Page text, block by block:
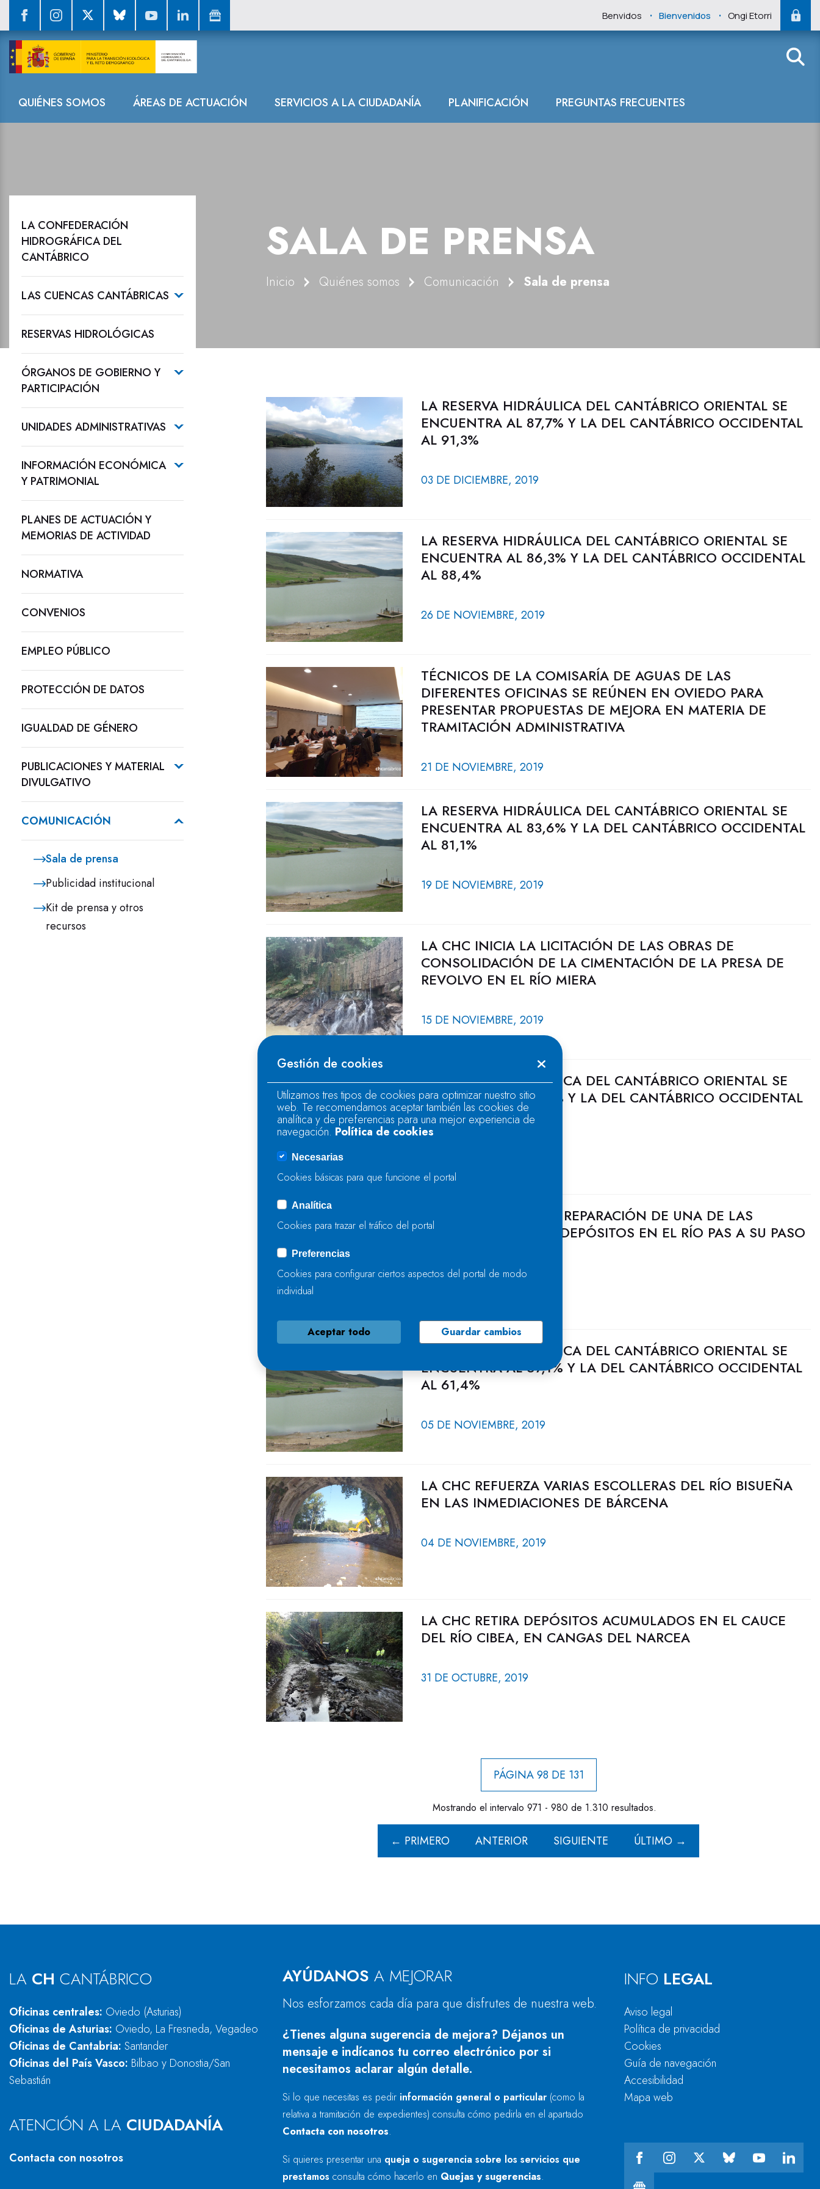
Benvidos . Bienvenidos . Ongi Etorri
Navegación
QUIÉNES SOMOS ÁREAS DE ACTUACIÓN SERVICIOS A LA CIUDADANÍA PLANIFICACIÓN PREGUNTAS FRECUENTES
Sala de prensa
SALA DE PRENSA
Inicio Quiénes somos Comunicación Sala de prensa
LA CONFEDERACIÓN
HIDROGRÁFICA DEL
CANTÁBRICO
LAS CUENCAS CANTÁBRICAS
RESERVAS HIDROLÓGICAS
ÓRGANOS DE GOBIERNO Y
PARTICIPACIÓN
UNIDADES ADMINISTRATIVAS
INFORMACIÓN ECONÓMICA
Y PATRIMONIAL
PLANES DE ACTUACIÓN Y
MEMORIAS DE ACTIVIDAD
NORMATIVA
CONVENIOS
EMPLEO PÚBLICO
PROTECCIÓN DE DATOS
IGUALDAD DE GÉNERO
PUBLICACIONES Y MATERIAL
DIVULGATIVO
COMUNICACIÓN
Sala de prensa
Publicidad institucional
Kit de prensa y otros
recursos
LA RESERVA HIDRÁULICA DEL CANTÁBRICO ORIENTAL SE
ENCUENTRA AL 87,7% Y LA DEL CANTÁBRICO OCCIDENTAL
AL 91,3%
03 DE DICIEMBRE, 2019
LA RESERVA HIDRÁULICA DEL CANTÁBRICO ORIENTAL SE
ENCUENTRA AL 86,3% Y LA DEL CANTÁBRICO OCCIDENTAL
AL 88,4%
26 DE NOVIEMBRE, 2019
TÉCNICOS DE LA COMISARÍA DE AGUAS DE LAS
DIFERENTES OFICINAS SE REÚNEN EN OVIEDO PARA
PRESENTAR PROPUESTAS DE MEJORA EN MATERIA DE
TRAMITACIÓN ADMINISTRATIVA
21 DE NOVIEMBRE, 2019
LA RESERVA HIDRÁULICA DEL CANTÁBRICO ORIENTAL SE
ENCUENTRA AL 83,6% Y LA DEL CANTÁBRICO OCCIDENTAL
AL 81,1%
19 DE NOVIEMBRE, 2019
LA CHC INICIA LA LICITACIÓN DE LAS OBRAS DE
CONSOLIDACIÓN DE LA CIMENTACIÓN DE LA PRESA DE
REVOLVO EN EL RÍO MIERA
15 DE NOVIEMBRE, 2019
LA RESERVA HIDRÁULICA DEL CANTÁBRICO ORIENTAL SE
ENCUENTRA AL 78,1% Y LA DEL CANTÁBRICO OCCIDENTAL
AL 65,4%
LA CHC ACOMETE LA REPARACIÓN DE UNA DE LAS
MÁRGENES Y RETIRA DEPÓSITOS EN EL RÍO PAS A SU PASO
LA RESERVA HIDRÁULICA DEL CANTÁBRICO ORIENTAL SE
ENCUENTRA AL 67,1% Y LA DEL CANTÁBRICO OCCIDENTAL
AL 61,4%
05 DE NOVIEMBRE, 2019
LA CHC REFUERZA VARIAS ESCOLLERAS DEL RÍO BISUEÑA
EN LAS INMEDIACIONES DE BÁRCENA
04 DE NOVIEMBRE, 2019
LA CHC RETIRA DEPÓSITOS ACUMULADOS EN EL CAUCE
DEL RÍO CIBEA, EN CANGAS DEL NARCEA
31 DE OCTUBRE, 2019
PÁGINA 98 DE 131
Mostrando el intervalo 971 - 980 de 1.310 resultados.
← PRIMERO ANTERIOR SIGUIENTE ÚLTIMO →
LA CH CANTÁBRICO
Oficinas centrales: Oviedo (Asturias)
Oficinas de Asturias: Oviedo, La Fresneda, Vegadeo
Oficinas de Cantabria: Santander
Oficinas del País Vasco: Bilbao y Donostia/San
Sebastián
ATENCIÓN A LA CIUDADANÍA
Contacta con nosotros
AYÚDANOS A MEJORAR
Nos esforzamos cada día para que disfrutes de nuestra web.
¿Tienes alguna sugerencia de mejora? Déjanos un
mensaje e indícanos tu correo electrónico por si
necesitamos aclarar algún detalle.
Si lo que necesitas es pedir información general o particular (como la
relativa a tramitación de expedientes) consulta cómo pedirla en el apartado
Contacta con nosotros.
Si quieres presentar una queja o sugerencia sobre los servicios que
prestamos consulta cómo hacerlo en Quejas y sugerencias.
INFO LEGAL
Aviso legal
Política de privacidad
Cookies
Guía de navegación
Accesibilidad
Mapa web
Gestión de cookies
Utilizamos tres tipos de cookies para optimizar nuestro sitio
web. Te recomendamos aceptar también las cookies de
analítica y de preferencias para una mejor experiencia de
navegación. Política de cookies
Necesarias
Cookies básicas para que funcione el portal
Analítica
Cookies para trazar el tráfico del portal
Preferencias
Cookies para configurar ciertos aspectos del portal de modo
individual
Aceptar todo Guardar cambios